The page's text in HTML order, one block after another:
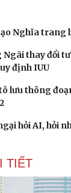
Nghĩa trang
Ngãi thay đổi
định IUU
lưu thông
hỏi AI, hỏi
TIẾT